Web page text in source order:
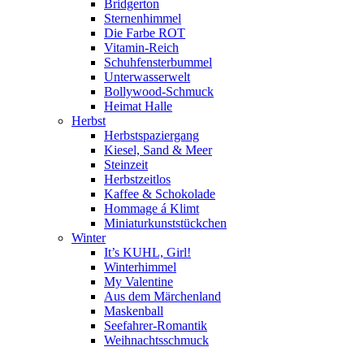
Bridgerton
Sternenhimmel
Die Farbe ROT
Vitamin-Reich
Schuhfensterbummel
Unterwasserwelt
Bollywood-Schmuck
Heimat Halle
Herbst
Herbstspaziergang
Kiesel, Sand & Meer
Steinzeit
Herbstzeitlos
Kaffee & Schokolade
Hommage á Klimt
Miniaturkunststückchen
Winter
It’s KUHL, Girl!
Winterhimmel
My Valentine
Aus dem Märchenland
Maskenball
Seefahrer-Romantik
Weihnachtsschmuck